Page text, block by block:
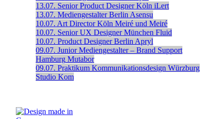
13.07. Senior Product Designer Köln iLert
13.07. Mediengestalter Berlin Asensu
10.07. Art Director Köln Meiré und Meiré
10.07. Senior UX Designer München Fluid
10.07. Product Designer Berlin Apryl
09.07. Junior Mediengestalter – Brand Support
Hamburg Mutabor
09.07. Praktikum Kommunikationsdesign Würzburg
Studio Kom